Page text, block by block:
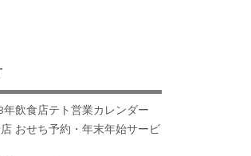
年飲食店テト営業カレンダー
店 おせち予約・年末年始サービ